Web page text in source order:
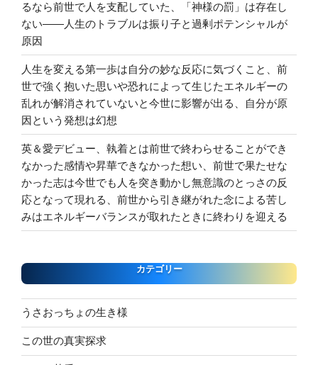
るなら前世で人を支配していた、「神様の罰」は存在し
ない――人生のトラブルは振り子と過剰ポテンシャルが
原因
人生を変える第一歩は自分の妙な反応に気づくこと、前
世で強く抱いた思いや恐れによって生じたエネルギーの
乱れが解消されていないと今世に影響が出る、自分が原
因という発想は幻想
英＆愛デビュー、執着とは前世で終わらせることができ
なかった感情や昇華できなかった想い、前世で果たせな
かった志は今世でも人を突き動かし無意識のとっさの反
応となって現れる、前世から引き継がれた念による苦し
みはエネルギーバランスが取れたときに終わりを迎える
カテゴリー
うさおっちょの生き様
この世の真実探求